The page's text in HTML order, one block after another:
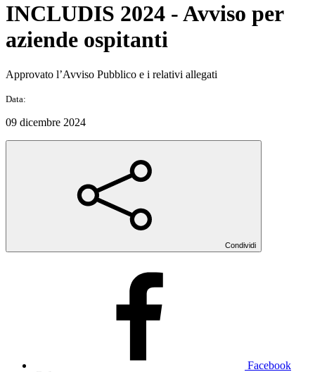
INCLUDIS 2024 - Avviso per
aziende ospitanti
Approvato l’Avviso Pubblico e i relativi allegati
Data:
09 dicembre 2024
Condividi
Facebook